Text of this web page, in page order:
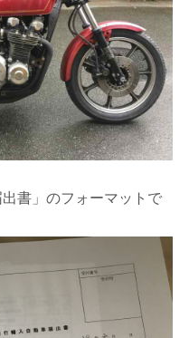
書」のフォーマットで